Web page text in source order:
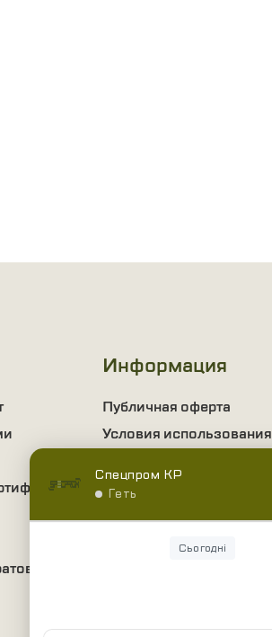
Информация
Публичная оферта
Условия использования
Политика
Спецпром КР
Геть
Сьогодні